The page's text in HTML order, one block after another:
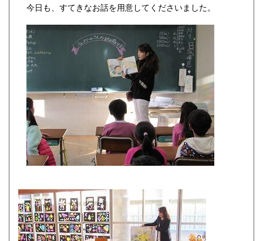
今日も、すてきなお話を用意してくださいました。